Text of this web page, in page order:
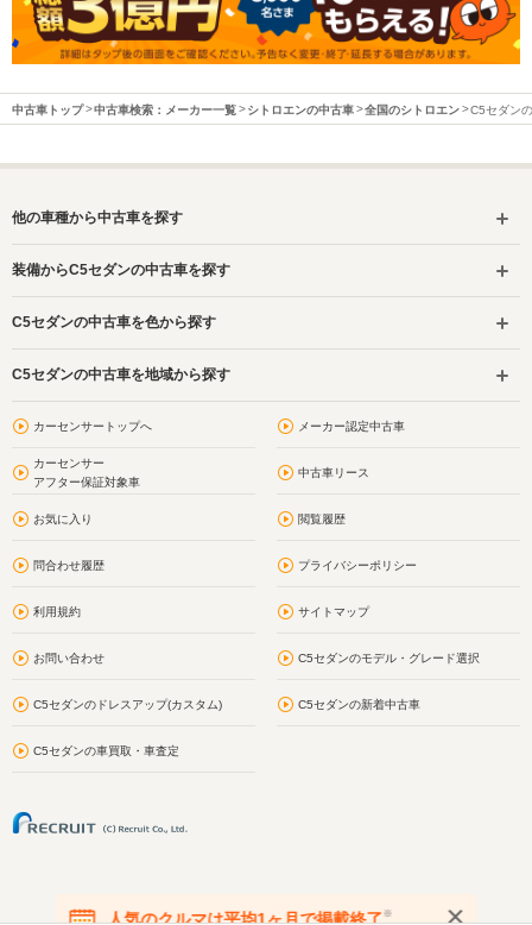
中古車トップ 中古車検索：メーカー一覧 シトロエンの中古車 全国のシトロエン C5セダン
他の車種から中古車を探す
装備からC5セダンの中古車を探す
C5セダンの中古車を色から探す
C5セダンの中古車を地域から探す
カーセンサートップへ メーカー認定中古車
カーセンサー
アフター保証対象車
中古車リース
お気に入り 閲覧履歴
問合わせ履歴 プライバシーポリシー
利用規約 サイトマップ
お問い合わせ C5セダンのモデル・グレード選択
C5セダンのドレスアップ(カスタム) C5セダンの新着中古車
C5セダンの車買取・車査定
人気のクルマは平均1ヶ月で掲載終了※